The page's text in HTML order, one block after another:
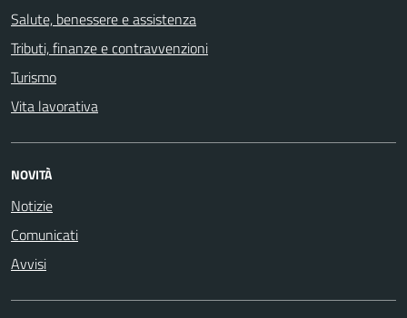
Salute, benessere e assistenza
Tributi, finanze e contravvenzioni
Turismo
Vita lavorativa
NOVITÀ
Notizie
Comunicati
Avvisi